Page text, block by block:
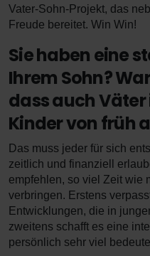
Vater-Sohn-Projekt, das
Freude bereitet. Win Win!
Sie haben eine
Ihrem Sohn?
dass auch Väter
Kinder von früh
Das muss jeder für sich
zeitlich und finanziell
empfehlen, so viel Zeit wie
verbringen. Erstens
Entwicklungen, die in
zweitens schafft es eine
persönlich sehr viel